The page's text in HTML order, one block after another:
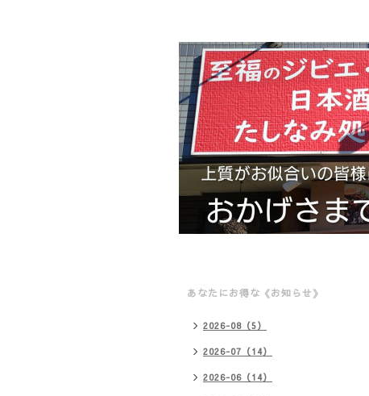
あなたにお得な《お知らせ》
2026-08（5）
2026-07（14）
2026-06（14）